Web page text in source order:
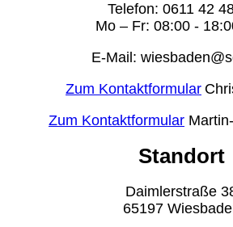
Telefon: 0611 42
Mo – Fr: 08:00 -
E-Mail:
Zum Kontaktformular
Zum Kontaktformular
Standort
Daimlerstraße
65197